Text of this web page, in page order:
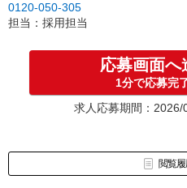
お気軽にご応募ください♪
0120-050-305
担当：採用担当
応募画面へ
1分で応募完
求人応募期間：2026/
閲覧